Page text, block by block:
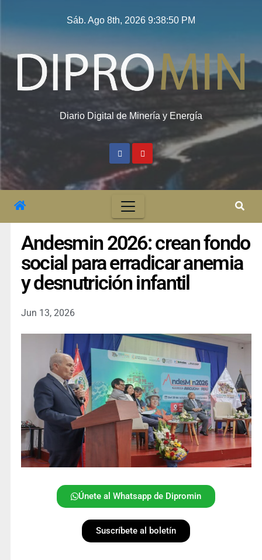
Sáb. Ago 8th, 2026 9:38:51 PM
Diario Digital de Minería y Energía
Andesmin 2026: crean fondo
social para erradicar anemia
y desnutrición infantil
Jun 13, 2026
Únete al Whatsapp de Dipromin
Suscríbete al boletín